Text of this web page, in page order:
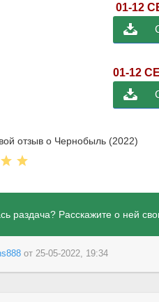
01-12
01-12
отзыв о Чернобыль (2022)
раздача? Расскажите о ней
от 25-05-2022, 19:34